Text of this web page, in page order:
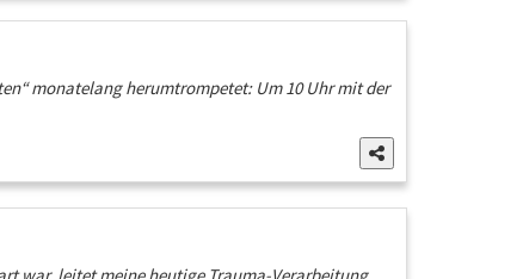
monatelang herumtrompetet: Um 10 Uhr mit der